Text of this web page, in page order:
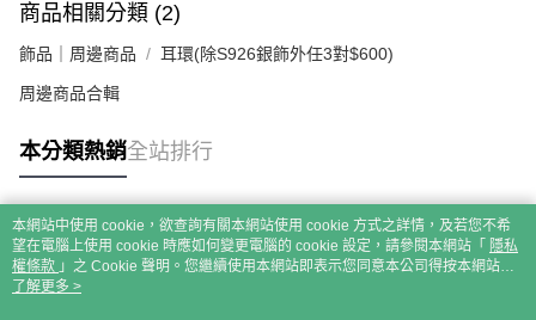
商品相關分類 (2)
飾品｜周邊商品 耳環(除S926銀飾外任3對$600)
周邊商品合輯
本分類熱銷全站排行
熱門標籤
本網站中使用 cookie，欲查詢有關本網站使用 cookie 方式之詳情，及若您不希
望在電腦上使用 cookie 時應如何變更電腦的 cookie 設定，請參閱本網站「 隱私
權條款 」之 Cookie 聲明。您繼續使用本網站即表示您同意本公司得按本網站使
用條款之 Cookie 聲明使用 cookie。
了解更多 >